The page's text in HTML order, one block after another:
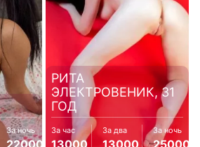
За ночь
РИТА
ЭЛЕКТРОВЕНИК, 31
ГОД
За час За два За ночь